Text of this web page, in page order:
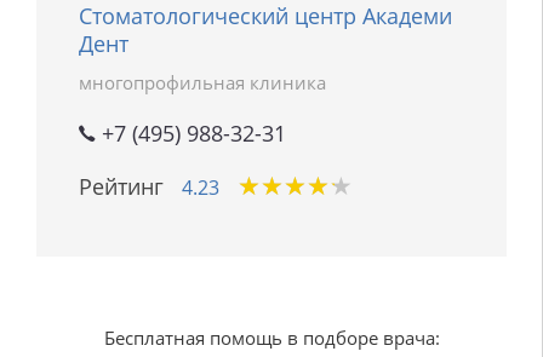
Стоматологический центр Академи
Дент
многопрофильная клиника
+7 (495) 988-32-31
Рейтинг
4.23 ★★★★★
★★★★★
Бесплатная помощь в подборе врача: